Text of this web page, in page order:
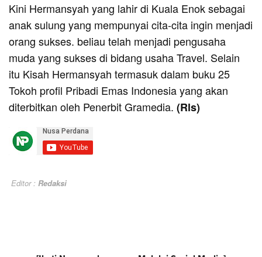
Kini Hermansyah yang lahir di Kuala Enok sebagai
anak sulung yang mempunyai cita-cita ingin menjadi
orang sukses. beliau telah menjadi pengusaha
muda yang sukses di bidang usaha Travel. Selain
itu Kisah Hermansyah termasuk dalam buku 25
Tokoh profil Pribadi Emas Indonesia yang akan
diterbitkan oleh Penerbit Gramedia. (Rls)
Editor : Redaksi